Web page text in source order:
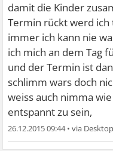
damit die Kinder
Termin rückt werd ich
immer ich kann nie
ich mich an dem Tag
und der Termin ist
schlimm wars doch
weiss auch nimma
entspannt zu sein,
26.12.2015 09:44•